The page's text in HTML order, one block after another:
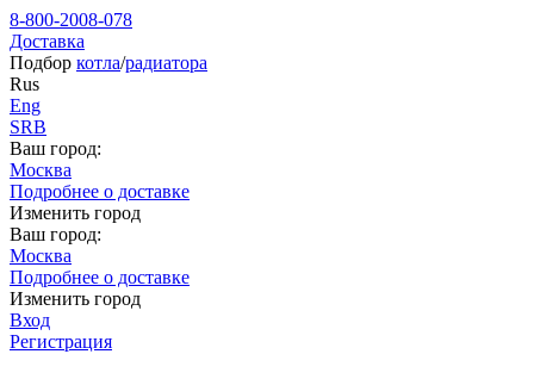
8-800-2008-078
Доставка
Подбор котла/радиатора
Rus
Eng
SRB
Ваш город:
Москва
Подробнее о доставке
Изменить город
Ваш город:
Москва
Подробнее о доставке
Изменить город
Вход
Регистрация